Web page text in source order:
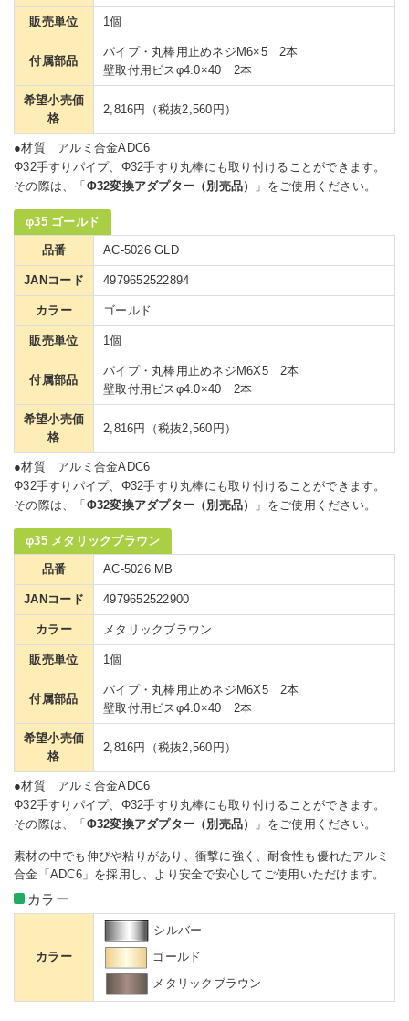
販売単位 1個
付属部品
パイプ・丸棒用止めネジM6×5 2本
壁取付用ビスφ4.0×40 2本
希望小売価
格
2,816円（税抜2,560円）
●材質 アルミ合金ADC6
Φ32手すりパイプ、Φ32手すり丸棒にも取り付けることができます。
その際は、「 Φ32変換アダプター（別売品） 」をご使用ください。
φ35 ゴールド
品番 AC-5026 GLD
JANコード 4979652522894
カラー ゴールド
販売単位 1個
付属部品
パイプ・丸棒用止めネジM6X5 2本
壁取付用ビスφ4.0×40 2本
希望小売価
格
2,816円（税抜2,560円）
●材質 アルミ合金ADC6
Φ32手すりパイプ、Φ32手すり丸棒にも取り付けることができます。
その際は、「 Φ32変換アダプター（別売品） 」をご使用ください。
φ35 メタリックブラウン
品番 AC-5026 MB
JANコード 4979652522900
カラー メタリックブラウン
販売単位 1個
付属部品
パイプ・丸棒用止めネジM6X5 2本
壁取付用ビスφ4.0×40 2本
希望小売価
格
2,816円（税抜2,560円）
●材質 アルミ合金ADC6
Φ32手すりパイプ、Φ32手すり丸棒にも取り付けることができます。
その際は、「 Φ32変換アダプター（別売品） 」をご使用ください。
素材の中でも伸びや粘りがあり、衝撃に強く、耐食性も優れたアルミ
合金「ADC6」を採用し、より安全で安心してご使用いただけます。
カラー
カラー
シルバー
ゴールド
メタリックブラウン